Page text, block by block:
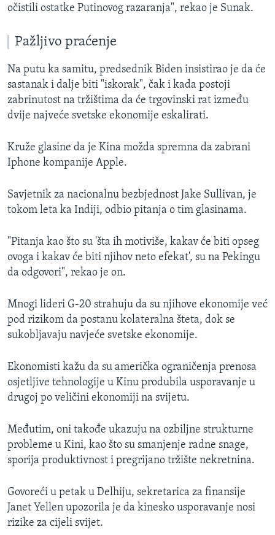
očistili ostatke Putinovog razaranja", rekao je Sunak.
Pažljivo praćenje
Na putu ka samitu, predsednik Biden insistirao je da će
sastanak i dalje biti "iskorak", čak i kada postoji
zabrinutost na tržištima da će trgovinski rat između
dvije najveće svetske ekonomije eskalirati.
Kruže glasine da je Kina možda spremna da zabrani
Iphone kompanije Apple.
Savjetnik za nacionalnu bezbjednost Jake Sullivan, je
tokom leta ka Indiji, odbio pitanja o tim glasinama.
"Pitanja kao što su 'šta ih motiviše, kakav će biti opseg
ovoga i kakav će biti njihov neto efekat', su na Pekingu
da odgovori", rekao je on.
Mnogi lideri G-20 strahuju da su njihove ekonomije već
pod rizikom da postanu kolateralna šteta, dok se
sukobljavaju navjeće svetske ekonomije.
Ekonomisti kažu da su američka ograničenja prenosa
osjetljive tehnologije u Kinu produbila usporavanje u
drugoj po veličini ekonomiji na svijetu.
Međutim, oni takođe ukazuju na ozbiljne strukturne
probleme u Kini, kao što su smanjenje radne snage,
sporija produktivnost i pregrijano tržište nekretnina.
Govoreći u petak u Delhiju, sekretarica za finansije
Janet Yellen upozorila je da kinesko usporavanje nosi
rizike za cijeli svijet.